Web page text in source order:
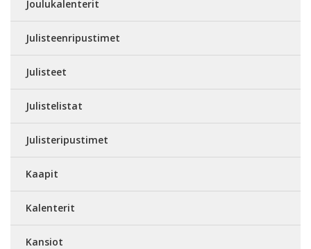
Joulukalenterit
Julisteenripustimet
Julisteet
Julistelistat
Julisteripustimet
Kaapit
Kalenterit
Kansiot